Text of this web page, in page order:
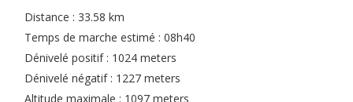
Distance : 33.58 km
Temps de marche estimé : 08h40
Dénivelé positif : 1024 meters
Dénivelé négatif : 1227 meters
Altitude maximale : 1097 meters